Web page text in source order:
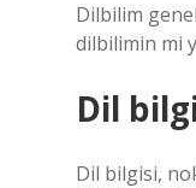
Dilbilim
dilbilimin mi
Dil
Dil bilgisi,